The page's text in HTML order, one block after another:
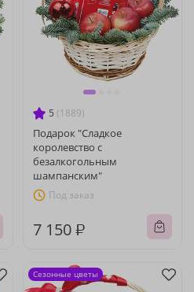
5 (1889)
Подарок "Сладкое
королевство с
безалкогольным
шампанским"
Под заказ
7 150 ₽
Сезонные цветы